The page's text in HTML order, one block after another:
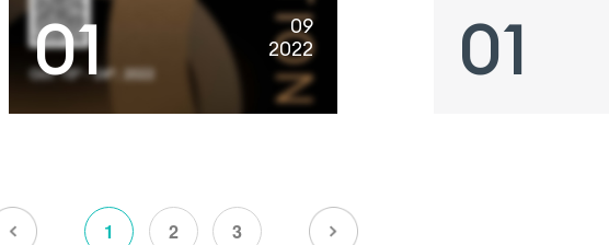
01
09
2022
01
1 2 3